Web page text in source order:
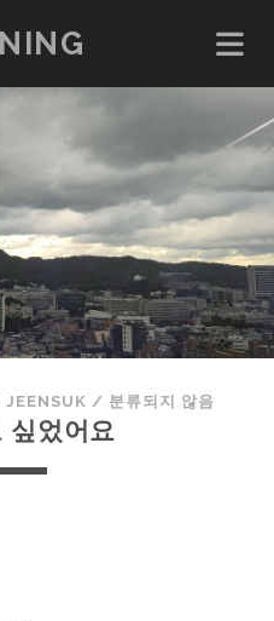
/ 분류되지 않음
싶었어요